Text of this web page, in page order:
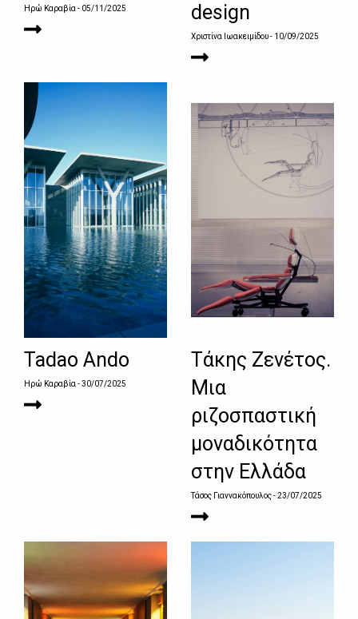
Ηρώ Καραβία- 05/11/2025
design
Χριστίνα Ιωακειμίδου- 10/09/2025
Tadao Ando
Ηρώ Καραβία- 30/07/2025
Τάκης Ζενέτος.
Μια
ριζοσπαστική
μοναδικότητα
στην Ελλάδα
Τάσος Γιαννακόπουλος- 23/07/2025